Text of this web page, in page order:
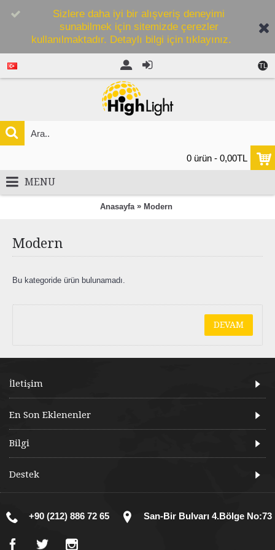
Sizlere daha iyi bir alışveriş deneyimi
sunabilmek için sitemizde çerezler
kullanılmaktadır. Detaylı bilgi için tıklayınız.
TL
0 ürün - 0,00TL
MENU
Anasayfa» Modern
Modern
Bu kategoride ürün bulunamadı.
DEVAM
İletişim
En Son Eklenenler
Bilgi
Destek
+90 (212) 886 72 65 San-Bir Bulvarı 4.Bölge No:73